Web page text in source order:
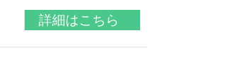
詳細はこちら